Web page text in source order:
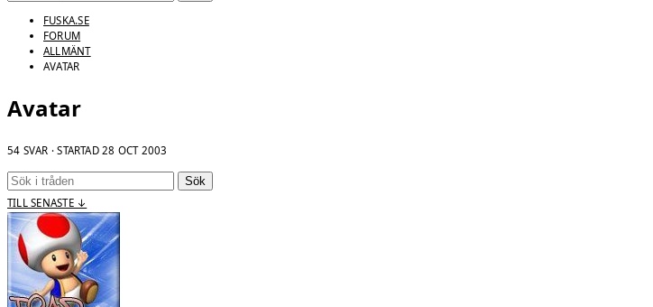
FUSKA.SE
FORUM
ALLMÄNT
AVATAR
Avatar
54 SVAR · STARTAD28 OCT 2003
Sök
TILL SENASTE ↓